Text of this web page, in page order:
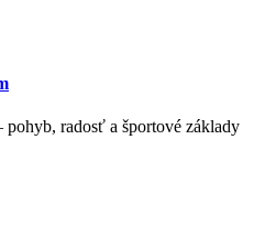
radosť a športové základy